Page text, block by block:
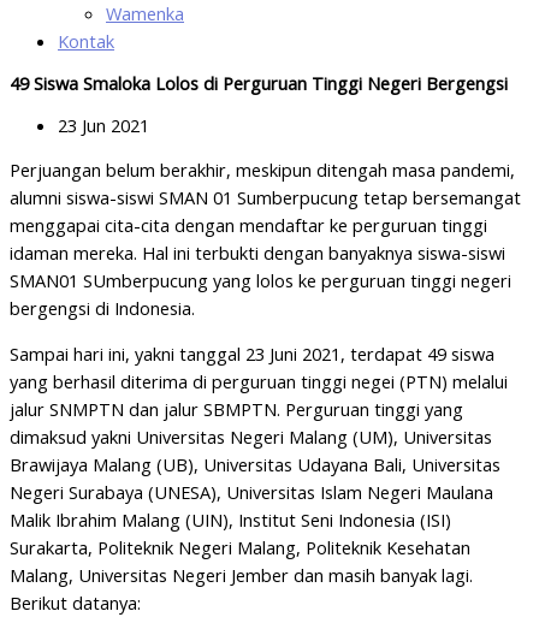
Wamenka
Kontak
49 Siswa Smaloka Lolos di Perguruan Tinggi Negeri Bergengsi
23 Jun 2021
Perjuangan belum berakhir, meskipun ditengah masa pandemi,
alumni siswa-siswi SMAN 01 Sumberpucung tetap bersemangat
menggapai cita-cita dengan mendaftar ke perguruan tinggi
idaman mereka. Hal ini terbukti dengan banyaknya siswa-siswi
SMAN01 SUmberpucung yang lolos ke perguruan tinggi negeri
bergengsi di Indonesia.
Sampai hari ini, yakni tanggal 23 Juni 2021, terdapat 49 siswa
yang berhasil diterima di perguruan tinggi negei (PTN) melalui
jalur SNMPTN dan jalur SBMPTN. Perguruan tinggi yang
dimaksud yakni Universitas Negeri Malang (UM), Universitas
Brawijaya Malang (UB), Universitas Udayana Bali, Universitas
Negeri Surabaya (UNESA), Universitas Islam Negeri Maulana
Malik Ibrahim Malang (UIN), Institut Seni Indonesia (ISI)
Surakarta, Politeknik Negeri Malang, Politeknik Kesehatan
Malang, Universitas Negeri Jember dan masih banyak lagi.
Berikut datanya: